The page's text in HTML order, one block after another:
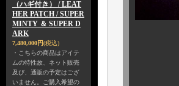
（ハギ付き） / LEAT
HER PATCH / SUPER
MINTY ＆ SUPER D
ARK
7,480,000円(税込)
・こちらの商品はアイテ
ムの特性故、ネット販売
及び、通販の予定はござ
いません。ご購入希望の